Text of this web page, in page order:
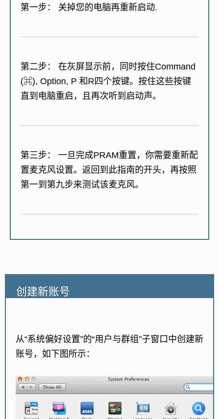
第一步： 关掉您的电脑再重新启动.
第二步： 在灰屏显示前，同时按住Command
(⌘), Option, P 和R四个按键。按住这些按键
直到电脑重启，且再次听到启动声。
第三步： 一旦完成PRAM重置，你需要重新配
置麦克风设置。返回到此指南的开头，再按照
第一到第九步来测试该麦克风。
创建新账号
从“系统偏好设置”的“用户与群组”子窗口中创建新
账号，如下图所示：